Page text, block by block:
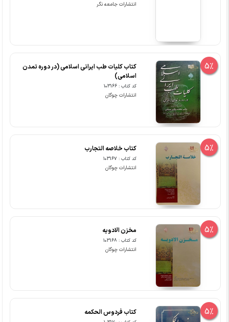
انتشارات جامعه نگر
5%
کتاب کلیات طب ایرانی اسلامی (در دوره تمدن
اسلامی)
کد کتاب : 103166
انتشارات چوگان
5% کتاب خلاصه التجارب
کد کتاب : 103167
انتشارات چوگان
5% مخزن الادویه
کد کتاب : 103168
انتشارات چوگان
5% کتاب فردوس الحکمه